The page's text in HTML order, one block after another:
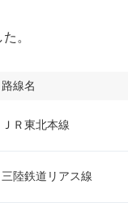
。
路線名
ＪＲ東北本線
三陸鉄道リアス線